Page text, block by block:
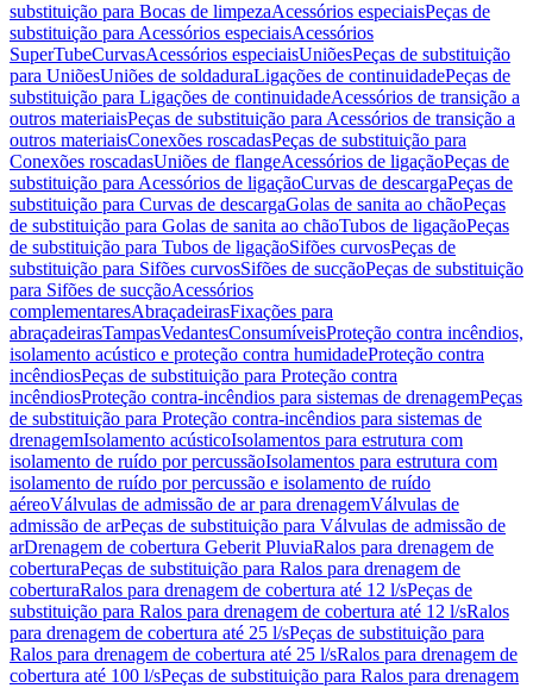
substituição para Bocas de limpezaAcessórios especiaisPeças de
substituição para Acessórios especiaisAcessórios
SuperTubeCurvasAcessórios especiaisUniõesPeças de substituição
para UniõesUniões de soldaduraLigações de continuidadePeças de
substituição para Ligações de continuidadeAcessórios de transição a
outros materiaisPeças de substituição para Acessórios de transição a
outros materiaisConexões roscadasPeças de substituição para
Conexões roscadasUniões de flangeAcessórios de ligaçãoPeças de
substituição para Acessórios de ligaçãoCurvas de descargaPeças de
substituição para Curvas de descargaGolas de sanita ao chãoPeças
de substituição para Golas de sanita ao chãoTubos de ligaçãoPeças
de substituição para Tubos de ligaçãoSifões curvosPeças de
substituição para Sifões curvosSifões de sucçãoPeças de substituição
para Sifões de sucçãoAcessórios
complementaresAbraçadeirasFixações para
abraçadeirasTampasVedantesConsumíveisProteção contra incêndios,
isolamento acústico e proteção contra humidadeProteção contra
incêndiosPeças de substituição para Proteção contra
incêndiosProteção contra-incêndios para sistemas de drenagemPeças
de substituição para Proteção contra-incêndios para sistemas de
drenagemIsolamento acústicoIsolamentos para estrutura com
isolamento de ruído por percussãoIsolamentos para estrutura com
isolamento de ruído por percussão e isolamento de ruído
aéreoVálvulas de admissão de ar para drenagemVálvulas de
admissão de arPeças de substituição para Válvulas de admissão de
arDrenagem de cobertura Geberit PluviaRalos para drenagem de
coberturaPeças de substituição para Ralos para drenagem de
coberturaRalos para drenagem de cobertura até 12 l/sPeças de
substituição para Ralos para drenagem de cobertura até 12 l/sRalos
para drenagem de cobertura até 25 l/sPeças de substituição para
Ralos para drenagem de cobertura até 25 l/sRalos para drenagem de
cobertura até 100 l/sPeças de substituição para Ralos para drenagem